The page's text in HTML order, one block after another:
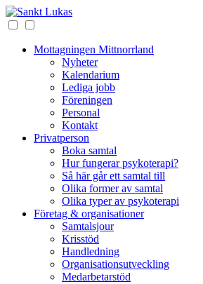
Mottagningen Mittnorrland
Nyheter
Kalendarium
Lediga jobb
Föreningen
Personal
Kontakt
Privatperson
Boka samtal
Hur fungerar psykoterapi?
Så här går ett samtal till
Olika former av samtal
Olika typer av psykoterapi
Företag & organisationer
Samtalsjour
Krisstöd
Handledning
Organisationsutveckling
Medarbetarstöd